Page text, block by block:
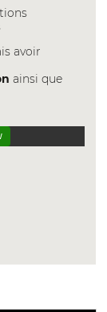
avoir
ainsi que